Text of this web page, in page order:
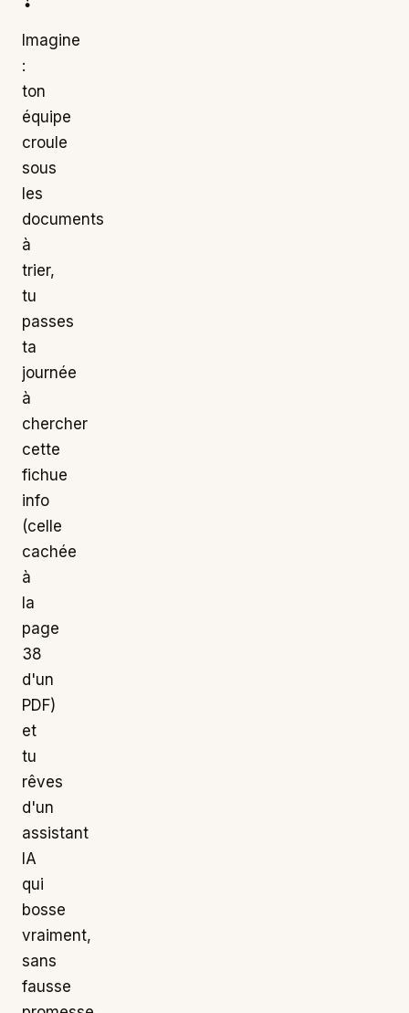
Imagine
:
ton
équipe
croule
sous
les
documents
à
trier,
tu
passes
ta
journée
à
chercher
cette
fichue
info
(celle
cachée
à
la
page
38
d'un
PDF)
et
tu
rêves
d'un
assistant
IA
qui
bosse
vraiment,
sans
fausse